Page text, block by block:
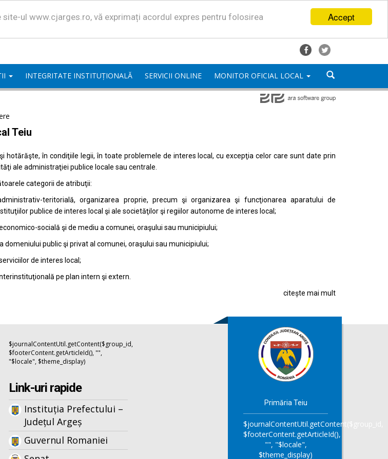
Accept
ul www.cjarges.ro, vă exprimați acordul expres pentru folosirea
INTEGRITATE INSTITUȚIONALĂ SERVICII ONLINE MONITOR OFICIAL LOCAL
Teiu
hotărăşte, în condiţiile legii, în toate problemele de interes local, cu excepţia celor care sunt date prin
ale administraţiei publice locale sau centrale.
categorii de atribuţii:
teritorială, organizarea proprie, precum şi organizarea şi funcţionarea aparatului de
publice de interes local şi ale societăţilor şi regiilor autonome de interes local;
socială şi de mediu a comunei, oraşului sau municipiului;
public şi privat al comunei, oraşului sau municipiului;
de interes local;
pe plan intern şi extern.
citește mai mult
$journalContentUtil.getContent($group_id,
$footerContent.getArticleId(), "",
"$locale", $theme_display)
Link-uri rapide
Instituția Prefectului –
Județul Argeș
Guvernul Romaniei
Primăria Teiu
$journalContentUtil.getContent($group_id,
$footerContent.getArticleId(),
"", "$locale",
$theme_display)